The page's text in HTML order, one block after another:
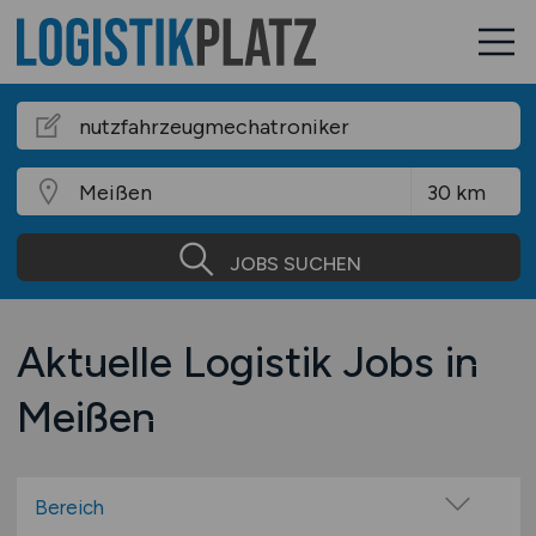
JOBS SUCHEN
Aktuelle Logistik Jobs in
Meißen
Bereich